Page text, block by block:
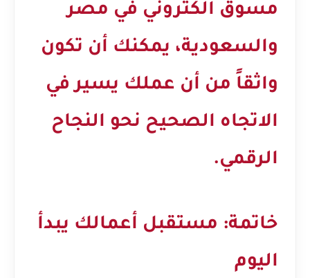
مسوق الكتروني في مصر
والسعودية، يمكنك أن تكون
واثقاً من أن عملك يسير في
الاتجاه الصحيح نحو النجاح
الرقمي.
خاتمة: مستقبل أعمالك يبدأ
اليوم